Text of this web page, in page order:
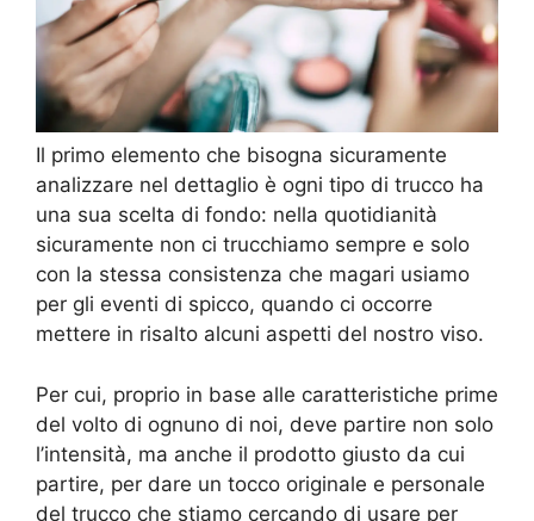
Il primo elemento che bisogna sicuramente
analizzare nel dettaglio è ogni tipo di trucco ha
una sua scelta di fondo: nella quotidianità
sicuramente non ci trucchiamo sempre e solo
con la stessa consistenza che magari usiamo
per gli eventi di spicco, quando ci occorre
mettere in risalto alcuni aspetti del nostro viso.
Per cui, proprio in base alle caratteristiche prime
del volto di ognuno di noi, deve partire non solo
l’intensità, ma anche il prodotto giusto da cui
partire, per dare un tocco originale e personale
del trucco che stiamo cercando di usare per